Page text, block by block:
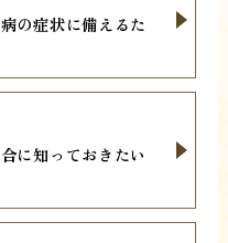
の症状に備えるた
に知っておきたい